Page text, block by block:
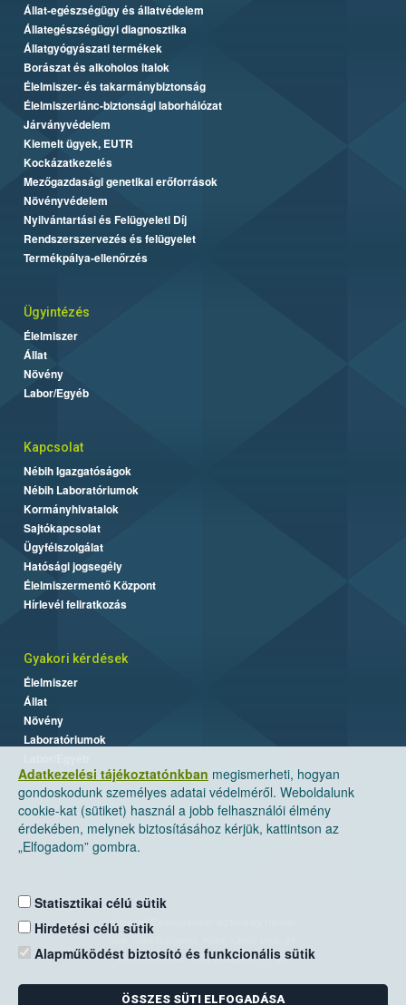
Adatkezelési tájékoztatónkban megismerheti, hogyan
gondoskodunk személyes adatai védelméről. Weboldalunk
cookie-kat (sütiket) használ a jobb felhasználói élmény
érdekében, melynek biztosításához kérjük, kattintson az
„Elfogadom” gombra.
Statisztikai célú sütik
Hirdetési célú sütik
Alapműködést biztosító és funkcionális sütik
ÖSSZES SÜTI ELFOGADÁSA
Állat-egészségügy és állatvédelem
Állategészségügyi diagnosztika
Állatgyógyászati termékek
Borászat és alkoholos italok
Élelmiszer- és takarmánybiztonság
Élelmiszerlánc-biztonsági laborhálózat
Járványvédelem
Kiemelt ügyek, EUTR
Kockázatkezelés
Mezőgazdasági genetikai erőforrások
Növényvédelem
Nyilvántartási és Felügyeleti Díj
Rendszerszervezés és felügyelet
Termékpálya-ellenőrzés
Ügyintézés
Élelmiszer
Állat
Növény
Labor/Egyéb
Kapcsolat
Nébih Igazgatóságok
Nébih Laboratóriumok
Kormányhivatalok
Sajtókapcsolat
Ügyfélszolgálat
Hatósági jogsegély
Élelmiszermentő Központ
Hírlevél feliratkozás
Gyakori kérdések
Élelmiszer
Állat
Növény
Laboratóriumok
Nemzeti Élelmiszerlánc-biztonsági Hivatal
Levelezési cím: 1525 Budapest. Pf. 30.